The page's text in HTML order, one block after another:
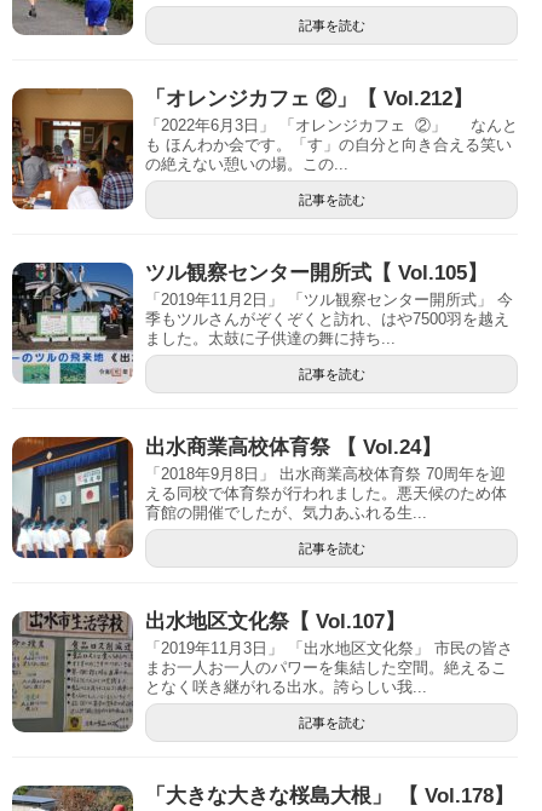
記事を読む
「オレンジカフェ ②」【 Vol.212】
「2022年6月3日」 「オレンジカフェ ②」 なんと
も ほんわか会です。「す」の自分と向き合える笑い
の絶えない憩いの場。この...
記事を読む
ツル観察センター開所式【 Vol.105】
「2019年11月2日」 「ツル観察センター開所式」 今
季もツルさんがぞくぞくと訪れ、はや7500羽を越え
ました。太鼓に子供達の舞に持ち...
記事を読む
出水商業高校体育祭 【 Vol.24】
「2018年9月8日」 出水商業高校体育祭 70周年を迎
える同校で体育祭が行われました。悪天候のため体
育館の開催でしたが、気力あふれる生...
記事を読む
出水地区文化祭【 Vol.107】
「2019年11月3日」 「出水地区文化祭」 市民の皆さ
まお一人お一人のパワーを集結した空間。絶えるこ
となく咲き継がれる出水。誇らしい我...
記事を読む
「大きな大きな桜島大根」 【 Vol.178】